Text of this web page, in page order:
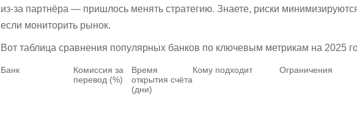
из-за партнёра — пришлось менять стратегию. Знаете, риски
если мониторить рынок.
Вот таблица сравнения популярных банков по ключевым метрикам на 2025
Банк
Комиссия за
перевод (%)
Время
открытия счёта
(дни)
Кому подходит Ограничения